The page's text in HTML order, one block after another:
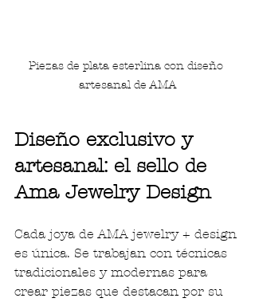
Piezas de plata esterlina con diseño
artesanal de AMA
Diseño exclusivo y
artesanal: el sello de
Ama Jewelry Design
Cada joya de AMA jewelry + design
es única. Se trabajan con técnicas
tradicionales y modernas para
crear piezas que destacan por su